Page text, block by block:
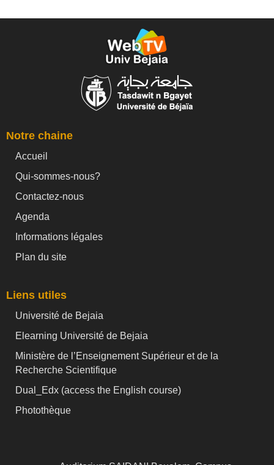
Notre chaine
Accueil
Qui-sommes-nous?
Contactez-nous
Agenda
Informations légales
Plan du site
Liens utiles
Université de Bejaia
Elearning Université de Bejaia
Ministère de l’Enseignement Supérieur et de la
Recherche Scientifique
Dual_Edx (access the English course)
Photothèque